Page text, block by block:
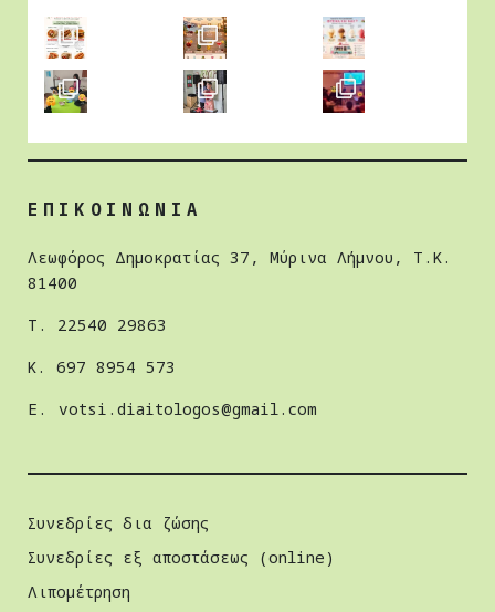
ΕΠΙΚΟΙΝΩΝΙΑ
Λεωφόρος Δημοκρατίας 37, Μύρινα Λήμνου, Τ.Κ.
81400
Τ. 22540 29863
Κ. 697 8954 573
E.
votsi.diaitologos@gmail.com
Συνεδρίες δια ζώσης
Συνεδρίες εξ αποστάσεως (online)
Λιπομέτρηση